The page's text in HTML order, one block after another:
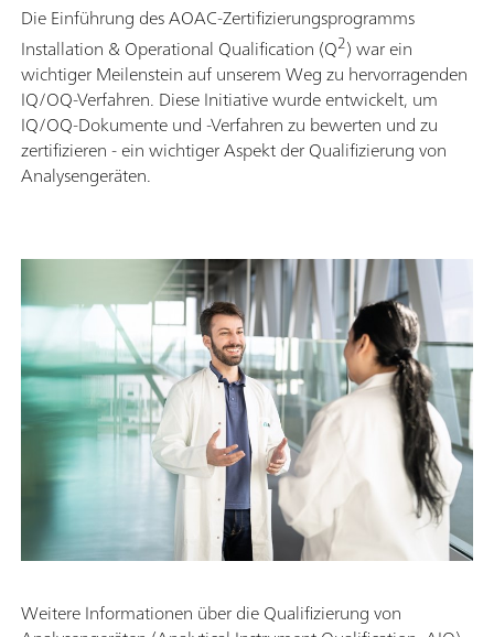
Die Einführung des AOAC-Zertifizierungsprogramms
Installation & Operational Qualification (Q2) war ein
wichtiger Meilenstein auf unserem Weg zu hervorragenden
IQ/OQ-Verfahren. Diese Initiative wurde entwickelt, um
IQ/OQ-Dokumente und -Verfahren zu bewerten und zu
zertifizieren - ein wichtiger Aspekt der Qualifizierung von
Analysengeräten.
Weitere Informationen über die Qualifizierung von